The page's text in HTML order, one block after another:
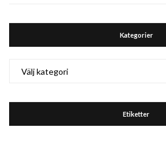
Kategorier
Etiketter